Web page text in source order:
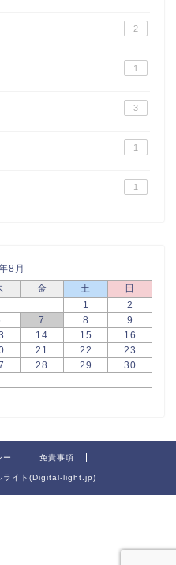
2
1
3
1
1
8月
金 土
日
1
2
7 8
9
14 15
16
21 22
23
28 29
30
ー 免責事項
イト(Digital-light.jp)